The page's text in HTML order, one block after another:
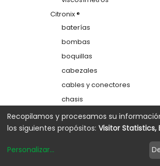
Citronix ®
baterías
bombas
boquillas
cabezales
cables y conectores
chasis
colectores
depósitos
Recopilamos y procesamos su
los siguientes propósitos: Visitor Statistics,
Personalizar...